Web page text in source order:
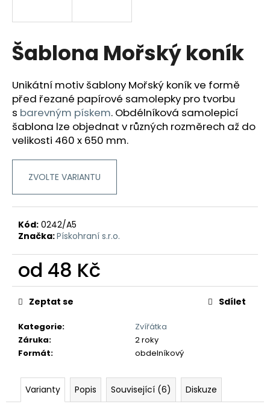
Šablona Mořský koník
Unikátní motiv šablony Mořský koník ve formě
před řezané papírové samolepky pro tvorbu
s barevným pískem. Obdélníková samolepicí
šablona lze objednat v různých rozměrech až do
velikosti 460 x 650 mm.
ZVOLTE VARIANTU
Kód: 0242/A5
Značka:Pískohraní s.r.o.
od 48 Kč
Měrná
cena:
Kategorie:
Zvířátka
Záruka:
2 roky
Formát: obdelníkový
Zeptat se Sdílet
Varianty Popis Související (6) Diskuze
í
t
?
HLEDAT
D
o
p
o
u
č
u
m
e